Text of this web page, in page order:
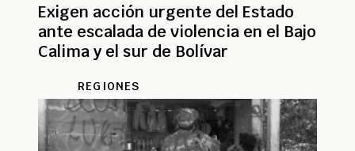
Exigen acción urgente del Estado
ante escalada de violencia en el Bajo
Calima y el sur de Bolívar
REGIONES